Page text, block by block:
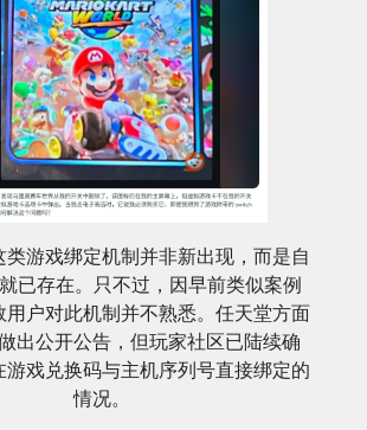
类游戏绑定机制并非新出现，而是自
已存在。只不过，因早前类似案例
用户对此机制并不熟悉。任天堂方面
出公开公告，但玩家社区已陆续确
戏兑换码与主机序列号直接绑定的
情况。